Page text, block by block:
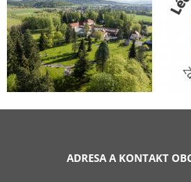
ADRESA A KONTAKT